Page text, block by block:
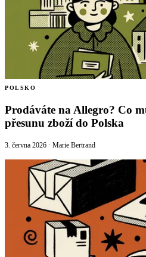
🇳🇴 Norsko
🇵🇱 Polsko
🇵🇹 Portugalsko
🇦🇹
🇷🇴 Rumunsko
🇸🇮 Slovinsko
🇬🇧 Spojené království
🇪🇸 Španělsko
🇸🇪 Švédsko
🇳🇱 Nizozemsko
🇳🇴 Norsko
🇵🇱 Polsko
🇵🇹
🇦🇹 Rakousko
🇪🇱 Řecko
🇸🇰 Slovensko
🇸🇮 Slovinsko
🇬🇧 Spojené království
POLSKO
Prodáváte na Allegro? Co
přesunu zboží do Polska
3. června 2026 · Marie Bertrand